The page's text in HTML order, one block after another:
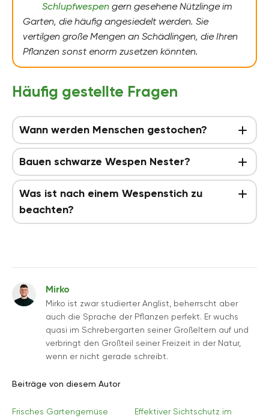
Schlupfwespengern gesehene Nützlinge im
Garten, die häufig angesiedelt werden. Sie
vertilgen große Mengen an Schädlingen, die Ihren
Pflanzen sonst enorm zusetzen könnten.
Häufig gestellte Fragen
Wann werden Menschen gestochen?
Bauen schwarze Wespen Nester?
Was ist nach einem Wespenstich zu
beachten?
Mirko
Mirko ist zwar studierter Anglist, beherrscht aber
auch die Sprache der Pflanzen perfekt. Er wuchs
quasi im Schrebergarten seiner Großeltern auf und
verbringt den Großteil seiner Freizeit in der Natur,
wenn er nicht gerade schreibt.
Beiträge von diesem Autor
Frisches Gartengemüse
Effektiver Sichtschutz im